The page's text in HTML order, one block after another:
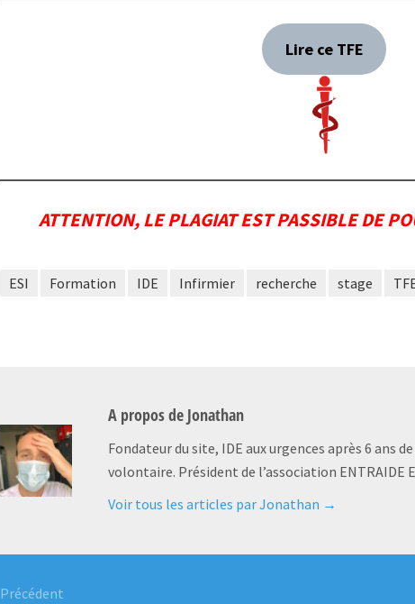
Lire ce TFE
ATTENTION, LE PLAGIAT EST PASSIBLE DE
ESI Formation IDE Infirmier recherche stage
A propos de Jonathan
Fondateur du site, IDE aux urgences après 6 ans
volontaire. Président de l’association ENTRAIDE
Voir tous les articles par Jonathan →
Précédent